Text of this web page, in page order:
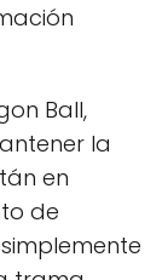
Ball,
la
en
de